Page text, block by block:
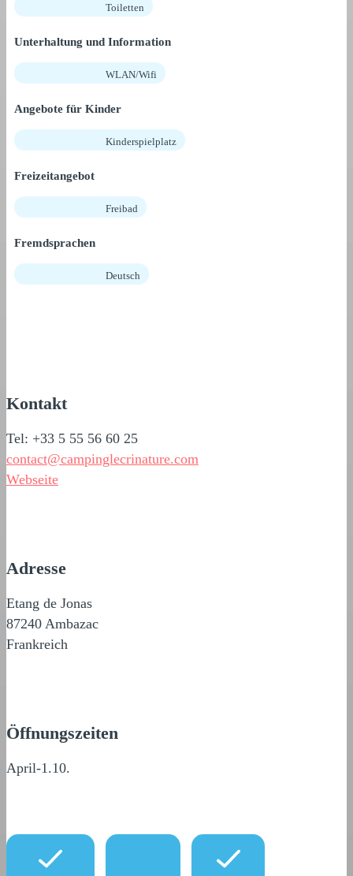
Toiletten
Unterhaltung und Information
WLAN/Wifi
Angebote für Kinder
Kinderspielplatz
Freizeitangebot
Freibad
Fremdsprachen
Deutsch
Kontakt
Tel: +33 5 55 56 60 25
contact@campinglecrinature.com
Webseite
Adresse
Etang de Jonas
87240 Ambazac
Frankreich
Öffnungszeiten
April-1.10.